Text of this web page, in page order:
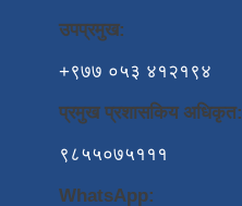
उपप्रमुख:
+९७७ ०५३ ४१२१९४
प्रमुख प्रशासकिय अधिकृत:
९८५५०७५१११
WhatsApp: